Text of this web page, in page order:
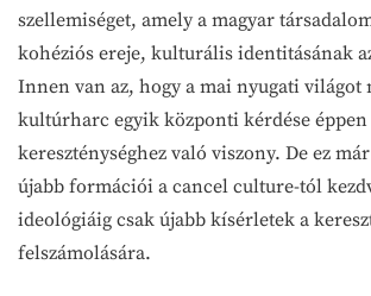
szellemiséget, amely a magyar
kohéziós ereje, kulturális identitásának
Innen van az, hogy a mai nyugati világot
kultúrharc egyik központi kérdése éppen
kereszténységhez való viszony. De ez
újabb formációi a cancel culture-tól
ideológiáig csak újabb kísérletek a
felszámolására.